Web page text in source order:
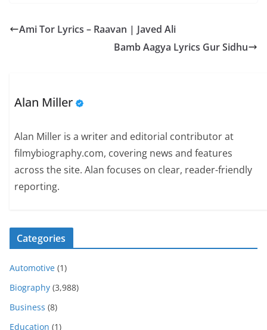
Ami Tor Lyrics – Raavan | Javed Ali
Bamb Aagya Lyrics Gur Sidhu
Alan Miller
Alan Miller is a writer and editorial contributor at
filmybiography.com, covering news and features
across the site. Alan focuses on clear, reader-friendly
reporting.
Categories
Automotive (1)
Biography (3,988)
Business (8)
Education (1)